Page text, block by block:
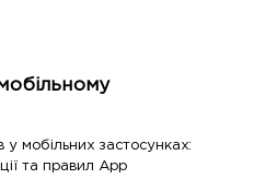
у мобільних застосунках:
та правил App